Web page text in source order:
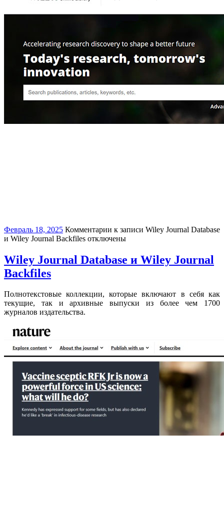
Февраль 18, 2025 Комментарии к записи Wiley Journal Database
и Wiley Journal Backfiles отключены
Wiley Journal Database и Wiley Journal
Backfiles
Полнотекстовые коллекции, которые включают в себя как
текущие, так и архивные выпуски из более чем 1700
журналов издательства.